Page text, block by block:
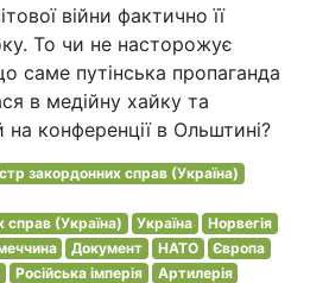
війни фактично її
То чи не насторожує
саме путінська пропаганда
в медійну хайку та
на конференції в Ольштині?
закордонних справ (Україна)
справ (Україна)
Україна
Норвегія
Документ НАТО
Європа
Російська імперія
Артилерія